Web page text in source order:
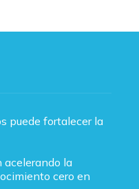
puede fortalecer la
acelerando la
cero en